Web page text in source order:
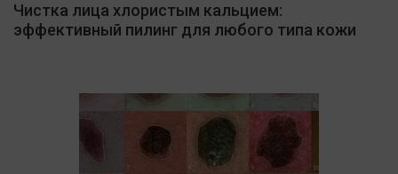
Чистка лица хлористым кальцием:
эффективный пилинг для любого типа кожи